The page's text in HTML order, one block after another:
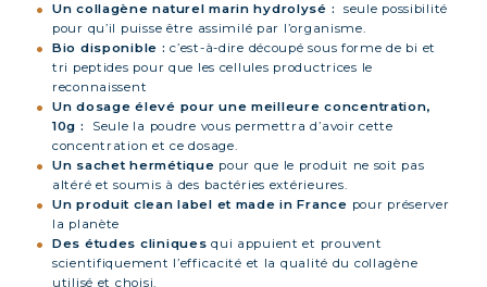
Un collagène naturel marin hydrolysé : seule possibilité
pour qu’il puisse être assimilé par l’organisme.
Bio disponible : c’est-à-dire découpé sous forme de bi et
tri peptides pour que les cellules productrices le
reconnaissent
Un dosage élevé pour une meilleure concentration,
10g :
Seule la poudre vous permettra d’avoir cette
concentration et ce dosage.
Un sachet hermétique pour que le produit ne soit pas
altéré et soumis à des bactéries extérieures.
Un produit clean label et made in France pour préserver
la planète
Des études cliniques qui appuient et prouvent
scientifiquement l’efficacité et la qualité du collagène
utilisé et choisi.